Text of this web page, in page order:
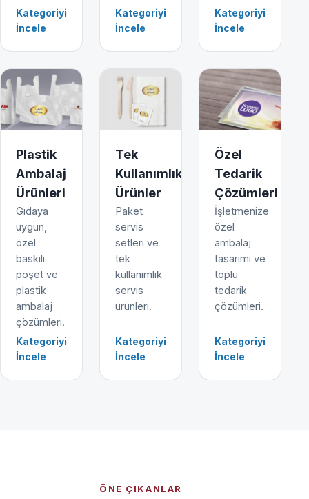
Kategoriyi
İncele
Kategoriyi
İncele
Kategoriyi
İncele
Plastik
Ambalaj
Ürünleri
Gıdaya
uygun,
özel
baskılı
poşet ve
plastik
ambalaj
çözümleri.
Kategoriyi
İncele
Tek
Kullanımlık
Ürünler
Paket
servis
setleri ve
tek
kullanımlık
servis
ürünleri.
Kategoriyi
İncele
Özel
Tedarik
Çözümleri
İşletmenize
özel
ambalaj
tasarımı ve
toplu
tedarik
çözümleri.
Kategoriyi
İncele
ÖNE ÇIKANLAR